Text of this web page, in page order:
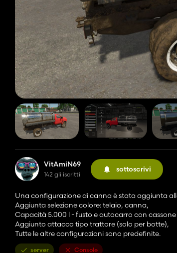
VitAmiN69
142 gli iscritti
sottoscrivi
Una configurazione di canna è stata aggiunta
Aggiunta selezione colore: telaio, canna,
Capacità 5.000 l - fusto e autocarro con
Aggiunto attacco tipo trattore (solo per botte),
Tutte le altre configurazioni sono predefinite.
server Console